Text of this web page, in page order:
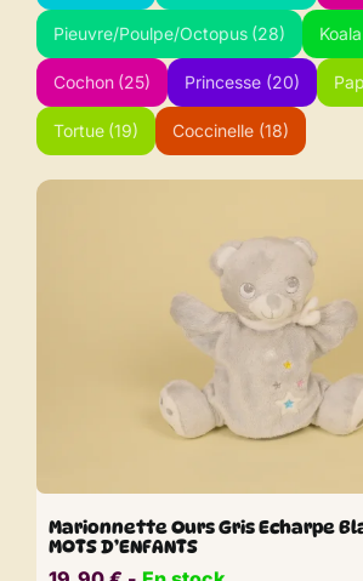
Pieuvre/Poulpe/Octopus (28) Koala
Cochon (25) Princesse (20)
Tortue (19) Coccinelle (18)
Marionnette Ours Gris Echarpe
MOTS D’ENFANTS